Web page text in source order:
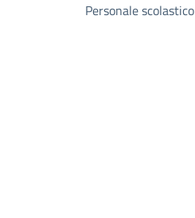
Personale scolastico